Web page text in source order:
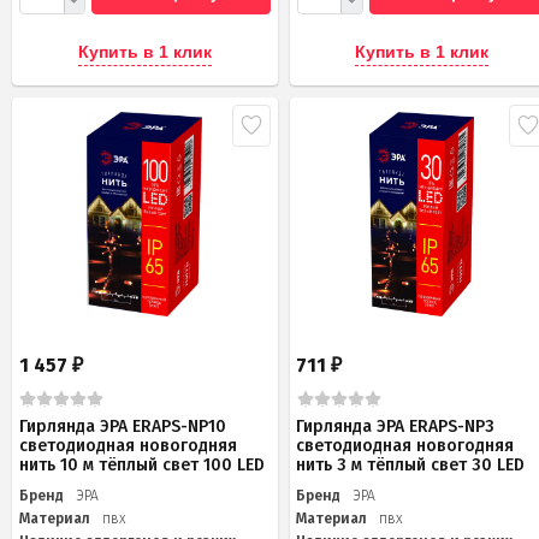
Купить в 1 клик Купить в 1 клик
1 457 ₽
Гирлянда ЭРА ERAPS-NP10
светодиодная новогодняя
нить 10 м тёплый свет 100 LED
Бренд
ЭРА
Материал
пвх
711₽
Гирлянда ЭРА ERAPS-NP3
светодиодная новогодняя
нить 3 м тёплый свет 30 LED
Бренд
ЭРА
Материал
пвх